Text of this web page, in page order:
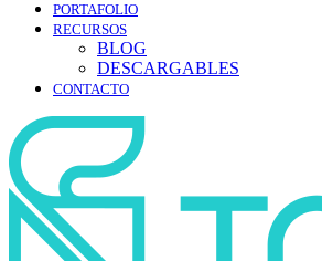
PORTAFOLIO
RECURSOS
BLOG
DESCARGABLES
CONTACTO